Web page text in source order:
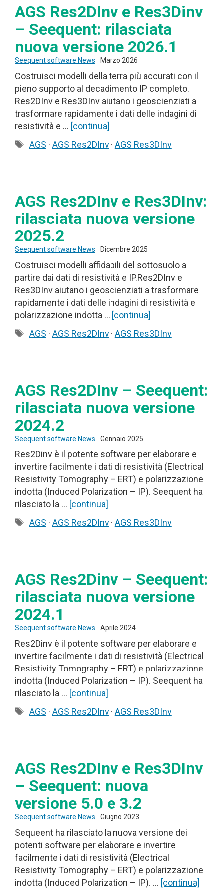
AGS Res2DInv e Res3Dinv
– Seequent: rilasciata
nuova versione 2026.1
Seequent software News Marzo 2026
Costruisci modelli della terra più accurati con il
pieno supporto al decadimento IP completo.
Res2DInv e Res3DInv aiutano i geoscienziati a
trasformare rapidamente i dati delle indagini di
resistività e … [continua]
Tag
AGS · AGS Res2DInv· AGS Res3DInv
AGS Res2DInv e Res3DInv:
rilasciata nuova versione
2025.2
Seequent software News Dicembre 2025
Costruisci modelli affidabili del sottosuolo a
partire dai dati di resistività e IP.Res2DInv e
Res3DInv aiutano i geoscienziati a trasformare
rapidamente i dati delle indagini di resistività e
polarizzazione indotta … [continua]
Tag
AGS · AGS Res2DInv· AGS Res3DInv
AGS Res2DInv – Seequent:
rilasciata nuova versione
2024.2
Seequent software News Gennaio 2025
Res2Dinv è il potente software per elaborare e
invertire facilmente i dati di resistività (Electrical
Resistivity Tomography – ERT) e polarizzazione
indotta (Induced Polarization – IP). Seequent ha
rilasciato la … [continua]
Tag
AGS · AGS Res2DInv· AGS Res3DInv
AGS Res2Dinv – Seequent:
rilasciata nuova versione
2024.1
Seequent software News Aprile 2024
Res2Dinv è il potente software per elaborare e
invertire facilmente i dati di resistività (Electrical
Resistivity Tomography – ERT) e polarizzazione
indotta (Induced Polarization – IP). Seequent ha
rilasciato la … [continua]
Tag
AGS · AGS Res2DInv· AGS Res3DInv
AGS Res2DInv e Res3DInv
– Seequent: nuova
versione 5.0 e 3.2
Seequent software News Giugno 2023
Sequeent ha rilasciato la nuova versione dei
potenti software per elaborare e invertire
facilmente i dati di resistività (Electrical
Resistivity Tomography – ERT) e polarizzazione
indotta (Induced Polarization – IP). … [continua]